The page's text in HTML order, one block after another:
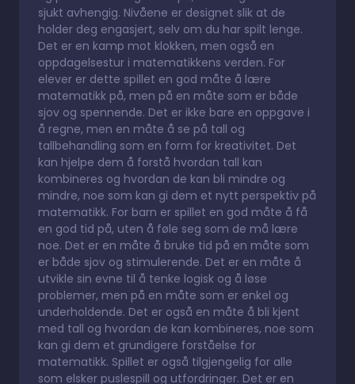
sjukt avhengig. Nivåene er designet slik at de
holder deg engasjert, selv om du har spilt lenge.
Det er en kamp mot klokken, men også en
oppdagelsestur i matematikkens verden. For
elever er dette spillet en god måte å lære
matematikk på, men på en måte som er både
sjov og spennende. Det er ikke bare en oppgave i
å regne, men en måte å se på tall og
tallbehandling som en form for kreativitet. Det
kan hjelpe dem å forstå hvordan tall kan
kombineres og hvordan de kan bli mindre og
mindre, noe som kan gi dem et nytt perspektiv på
matematikk. For barn er spillet en god måte å få
en god tid på, uten å føle seg som de må lære
noe. Det er en måte å bruke tid på en måte som
er både sjov og stimulerende. Det er en måte å
utvikle sin evne til å tenke logisk og å løse
problemer, men på en måte som er enkel og
underholdende. Det er også en måte å bli kjent
med tall og hvordan de kan kombineres, noe som
kan gi dem et grundigere forståelse for
matematikk. Spillet er også tilgjengelig for alle
som elsker puslespill og utfordringer. Det er en